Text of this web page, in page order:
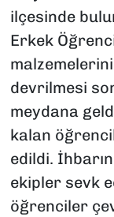
ilçesinde
Erkek
devrilmesi
meydana
kalan
edildi.
ekipler sevk
öğrenciler